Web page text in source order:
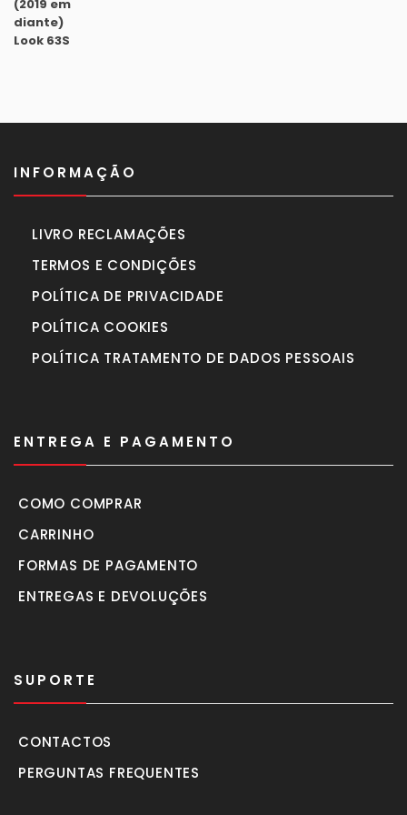
INFORMAÇÃO
LIVRO RECLAMAÇÕES
TERMOS E CONDIÇÕES
POLÍTICA DE PRIVACIDADE
POLÍTICA COOKIES
POLÍTICA TRATAMENTO DE DADOS PESSOAIS
ENTREGA E PAGAMENTO
COMO COMPRAR
CARRINHO
FORMAS DE PAGAMENTO
ENTREGAS E DEVOLUÇÕES
SUPORTE
CONTACTOS
PERGUNTAS FREQUENTES